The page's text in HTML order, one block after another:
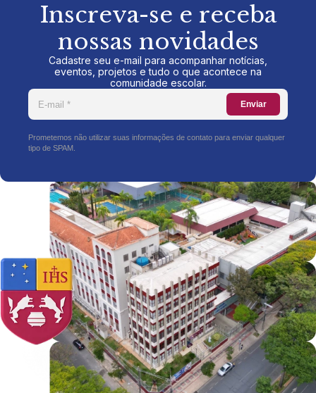
Inscreva-se e receba
nossas novidades
Cadastre seu e-mail para acompanhar notícias,
eventos, projetos e tudo o que acontece na
comunidade escolar.
Enviar
Prometemos não utilizar suas informações de contato para enviar qualquer
tipo de SPAM.